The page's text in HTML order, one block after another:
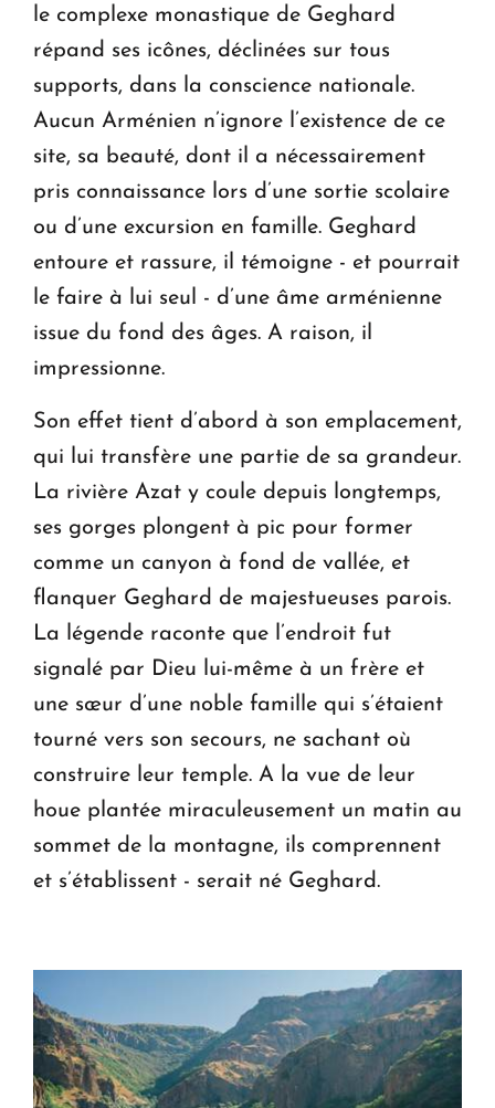
le complexe monastique de Geghard
répand ses icônes, déclinées sur tous
supports, dans la conscience nationale.
Aucun Arménien n’ignore l’existence de ce
site, sa beauté, dont il a nécessairement
pris connaissance lors d’une sortie scolaire
ou d’une excursion en famille. Geghard
entoure et rassure, il témoigne - et pourrait
le faire à lui seul - d’une âme arménienne
issue du fond des âges. A raison, il
impressionne.
Son effet tient d’abord à son emplacement,
qui lui transfère une partie de sa grandeur.
La rivière Azat y coule depuis longtemps,
ses gorges plongent à pic pour former
comme un canyon à fond de vallée, et
flanquer Geghard de majestueuses parois.
La légende raconte que l’endroit fut
signalé par Dieu lui-même à un frère et
une sœur d’une noble famille qui s’étaient
tourné vers son secours, ne sachant où
construire leur temple. A la vue de leur
houe plantée miraculeusement un matin au
sommet de la montagne, ils comprennent
et s’établissent - serait né Geghard.